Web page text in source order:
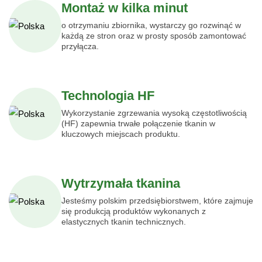
Montaż w kilka minut
o otrzymaniu zbiornika, wystarczy go rozwinąć w
każdą ze stron oraz w prosty sposób zamontować
przyłącza.
Technologia HF
Wykorzystanie zgrzewania wysoką częstotliwością
(HF) zapewnia trwałe połączenie tkanin w
kluczowych miejscach produktu.
Wytrzymała tkanina
Jesteśmy polskim przedsiębiorstwem, które zajmuje
się produkcją produktów wykonanych z
elastycznych tkanin technicznych.